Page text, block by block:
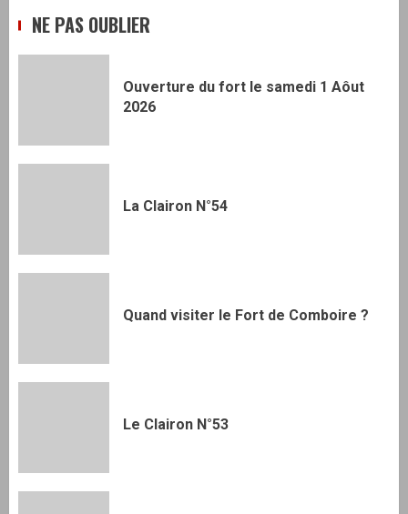
NE PAS OUBLIER
Ouverture du fort le samedi 1 Aôut
2026
La Clairon N°54
Quand visiter le Fort de Comboire ?
Le Clairon N°53